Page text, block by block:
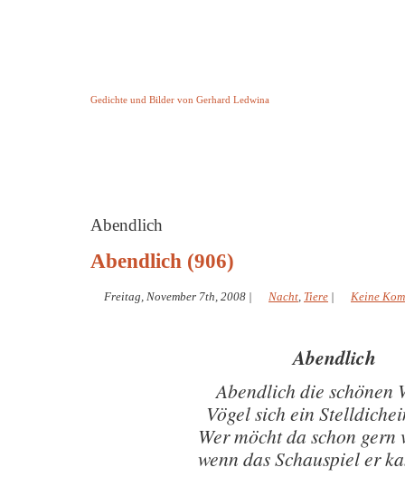
Gedichte und Bilder von Gerhard Ledwina
Abendlich
Abendlich (906)
Freitag, November 7th, 2008 | Nacht, Tiere | Keine
Abendlich
Abendlich die schönen
Vögel sich ein
Wer möcht da schon gern
wenn das Schauspiel er